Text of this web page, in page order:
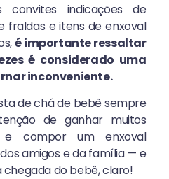
indicações de
fraldas e itens de enxoval
é importante ressaltar
é considerado uma
inconveniente.
de chá de bebê sempre
de ganhar muitos
compor um enxoval
amigos e da família — e
do bebê, claro!